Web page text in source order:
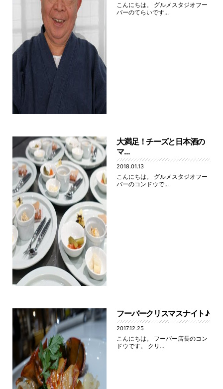
こんにちは。 グルメスタジオフー
バーのてらいです...
大満足！チーズと日本酒の
マ...
2018.01.13
こんにちは。 グルメスタジオフー
バーのコンドウで...
フーバークリスマスナイト♪
2017.12.25
こんにちは。 フーバー店長のコン
ドウです。 クリ...